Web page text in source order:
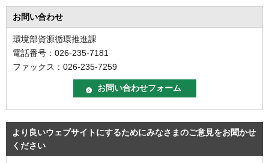
お問い合わせ
環境部資源循環推進課
電話番号：026-235-7181
ファックス：026-235-7259
より良いウェブサイトにするためにみなさまのご意見をお聞かせ
ください